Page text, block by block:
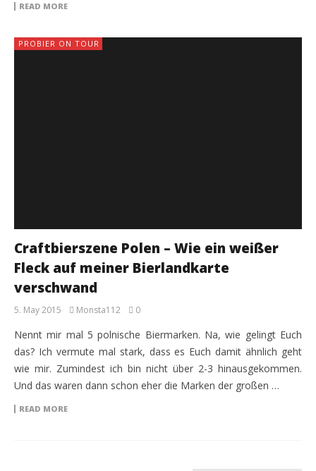
READ MORE
PROBIER ON TOUR
Craftbierszene Polen – Wie ein weißer
Fleck auf meiner Bierlandkarte
verschwand
5. May 2015 Monsta112 0
Nennt mir mal 5 polnische Biermarken. Na, wie gelingt Euch
das? Ich vermute mal stark, dass es Euch damit ähnlich geht
wie mir. Zumindest ich bin nicht über 2-3 hinausgekommen.
Und das waren dann schon eher die Marken der großen …
READ MORE